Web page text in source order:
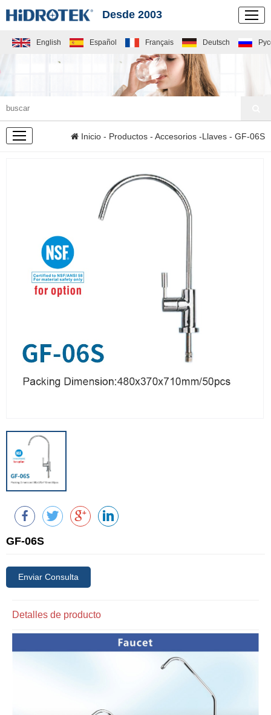
Desde 2003
English Español Français Deutsch
PRODUCTOS
Inicio - Productos - Accesorios -Llaves - GF-06S
GF-06S
Enviar Consulta
Detalles de producto